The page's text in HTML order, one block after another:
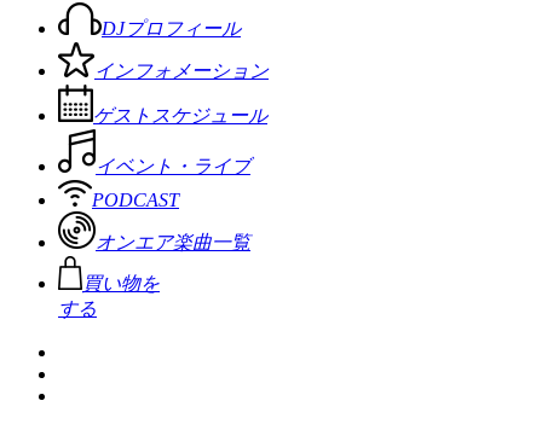
DJプロフィール
インフォメーション
ゲストスケジュール
イベント・ライブ
PODCAST
オンエア楽曲一覧
買い物を
する